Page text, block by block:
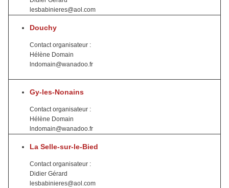
lesbabinieres@aol.com
Douchy
Contact organisateur :
Hélène Domain
lndomain@wanadoo.fr
Gy-les-Nonains
Contact organisateur :
Hélène Domain
lndomain@wanadoo.fr
La Selle-sur-le-Bied
Contact organisateur :
Didier Gérard
lesbabinieres@aol.com